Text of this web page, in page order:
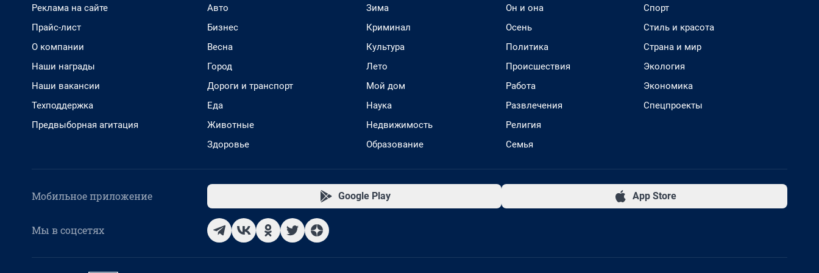
Реклама на сайте
Прайс-лист
О компании
Наши награды
Наши вакансии
Техподдержка
Предвыборная агитация
Авто
Бизнес
Весна
Город
Дороги и транспорт
Еда
Животные
Здоровье
Зима
Криминал
Культура
Лето
Мой дом
Наука
Недвижимость
Образование
Он и она
Осень
Политика
Происшествия
Работа
Развлечения
Религия
Семья
Спорт
Стиль и красота
Страна и мир
Экология
Экономика
Спецпроекты
Мобильное приложение Google Play App Store
Мы в соцсетях